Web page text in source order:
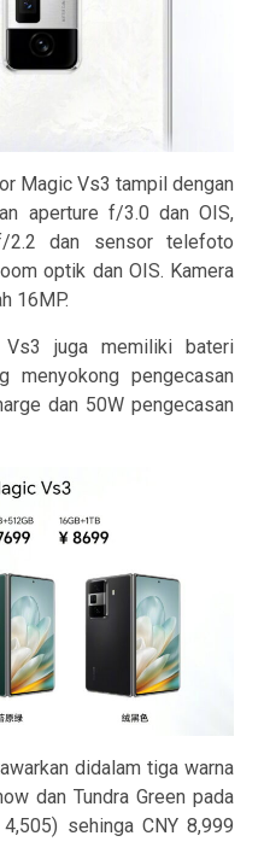
Magic Vs3 tampil dengan
aperture f/3.0 dan OIS,
2.2 dan sensor telefoto
optik dan OIS. Kamera
16MP.
Vs3 juga memiliki bateri
menyokong pengecasan
dan 50W pengecasan
didalam tiga warna
dan Tundra Green pada
sehinga CNY 8,999